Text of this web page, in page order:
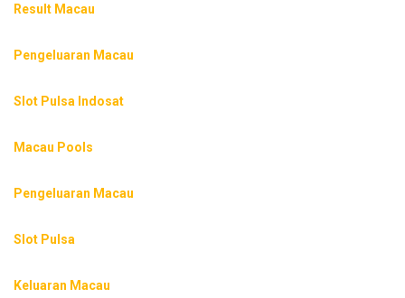
Result Macau
Pengeluaran Macau
Slot Pulsa Indosat
Macau Pools
Pengeluaran Macau
Slot Pulsa
Keluaran Macau